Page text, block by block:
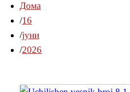
Дома
16
јуни
2026